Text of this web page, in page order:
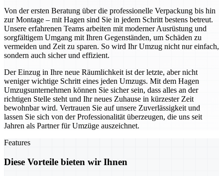
Von der ersten Beratung über die professionelle Verpackung bis hin
zur Montage – mit Hagen sind Sie in jedem Schritt bestens betreut.
Unsere erfahrenen Teams arbeiten mit moderner Ausrüstung und
sorgfältigem Umgang mit Ihren Gegenständen, um Schäden zu
vermeiden und Zeit zu sparen. So wird Ihr Umzug nicht nur einfach,
sondern auch sicher und effizient.
Der Einzug in Ihre neue Räumlichkeit ist der letzte, aber nicht
weniger wichtige Schritt eines jeden Umzugs. Mit dem Hagen
Umzugsunternehmen können Sie sicher sein, dass alles an der
richtigen Stelle steht und Ihr neues Zuhause in kürzester Zeit
bewohnbar wird. Vertrauen Sie auf unsere Zuverlässigkeit und
lassen Sie sich von der Professionalität überzeugen, die uns seit
Jahren als Partner für Umzüge auszeichnet.
Features
Diese Vorteile bieten wir Ihnen